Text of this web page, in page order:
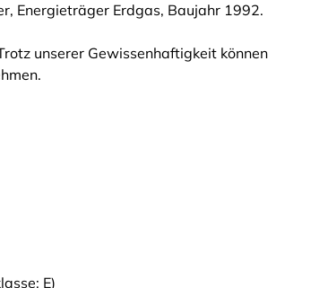
Energieträger Erdgas, Baujahr 1992.
unserer Gewissenhaftigkeit können
E)